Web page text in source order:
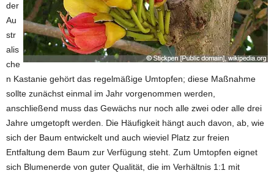
der
Au
str
alis
che
n Kastanie gehört das regelmäßige Umtopfen; diese Maßnahme
sollte zunächst einmal im Jahr vorgenommen werden,
anschließend muss das Gewächs nur noch alle zwei oder alle drei
Jahre umgetopft werden. Die Häufigkeit hängt auch davon, ab, wie
sich der Baum entwickelt und auch wieviel Platz zur freien
Entfaltung dem Baum zur Verfügung steht. Zum Umtopfen eignet
sich Blumenerde von guter Qualität, die im Verhältnis 1:1 mit